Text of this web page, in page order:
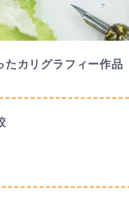
たカリグラフィー作品